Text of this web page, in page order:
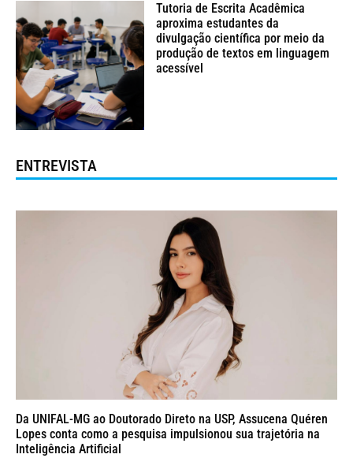
Tutoria de Escrita Acadêmica
aproxima estudantes da
divulgação científica por meio da
produção de textos em linguagem
acessível
ENTREVISTA
Da UNIFAL-MG ao Doutorado Direto na USP, Assucena Quéren
Lopes conta como a pesquisa impulsionou sua trajetória na
Inteligência Artificial